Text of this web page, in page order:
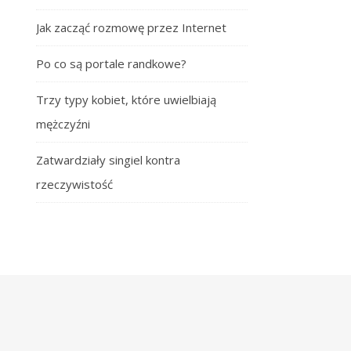
Jak zacząć rozmowę przez Internet
Po co są portale randkowe?
Trzy typy kobiet, które uwielbiają
mężczyźni
Zatwardziały singiel kontra
rzeczywistość